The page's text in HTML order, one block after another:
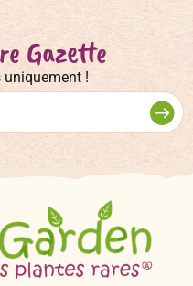
Gazette
!